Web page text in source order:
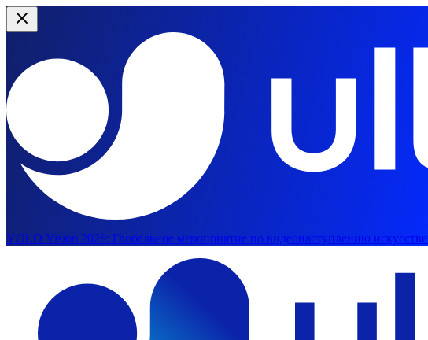
YOLO Vision 2026: Глобальное мероприятие по видеонаступлению